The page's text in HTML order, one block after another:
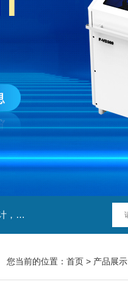
主营产品：实验室检测设备，离心机，食品安全检测设备，水质分析，紫外可见分光光度计，液氮罐，万分之一天平，离心机生物实验室工程，移液器
您当前的位置： 首页 > 产品展示